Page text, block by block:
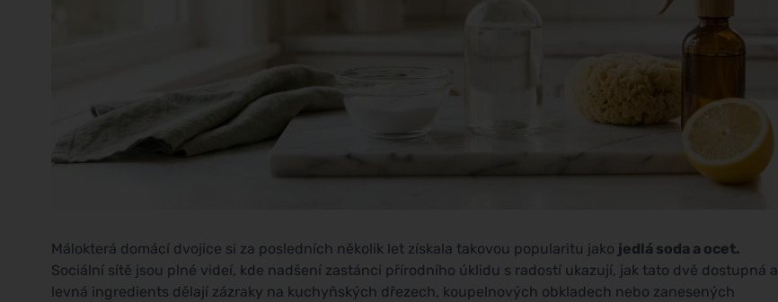
Málokterá domácí dvojice si za posledních několik let získala takovou popularitu jako jedlá soda a ocet.
Sociální sítě jsou plné videí, kde nadšení zastánci přírodního úklidu s radostí ukazují, jak tato dvě dostupná a
levná ingredients dělají zázraky na kuchyňských dřezech, koupelnových obkladech nebo zanesených